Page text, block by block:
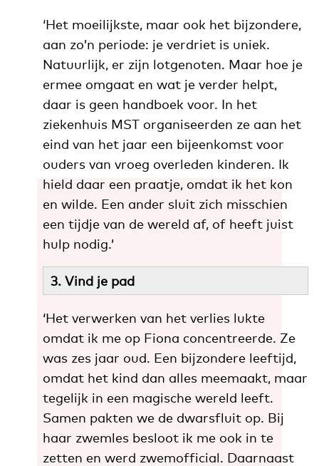
‘Het moeilijkste, maar ook het bijzondere,
aan zo’n periode: je verdriet is uniek.
Natuurlijk, er zijn lotgenoten. Maar hoe je
ermee omgaat en wat je verder helpt,
daar is geen handboek voor. In het
ziekenhuis MST organiseerden ze aan het
eind van het jaar een bijeenkomst voor
ouders van vroeg overleden kinderen. Ik
hield daar een praatje, omdat ik het kon
en wilde. Een ander sluit zich misschien
een tijdje van de wereld af, of heeft juist
hulp nodig.’
3. Vind je pad
‘Het verwerken van het verlies lukte
omdat ik me op Fiona concentreerde. Ze
was zes jaar oud. Een bijzondere leeftijd,
omdat het kind dan alles meemaakt, maar
tegelijk in een magische wereld leeft.
Samen pakten we de dwarsfluit op. Bij
haar zwemles besloot ik me ook in te
zetten en werd zwemofficial. Daarnaast